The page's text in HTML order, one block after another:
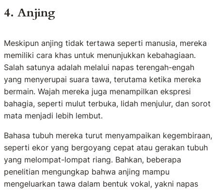
4. Anjing
Meskipun anjing tidak tertawa seperti manusia, mereka
memiliki cara khas untuk menunjukkan kebahagiaan.
Salah satunya adalah melalui napas terengah-engah
yang menyerupai suara tawa, terutama ketika mereka
bermain. Wajah mereka juga menampilkan ekspresi
bahagia, seperti mulut terbuka, lidah menjulur, dan sorot
mata menjadi lebih lembut.
Bahasa tubuh mereka turut menyampaikan kegembiraan,
seperti ekor yang bergoyang cepat atau gerakan tubuh
yang melompat-lompat riang. Bahkan, beberapa
penelitian mengungkap bahwa anjing mampu
mengeluarkan tawa dalam bentuk vokal, yakni napas